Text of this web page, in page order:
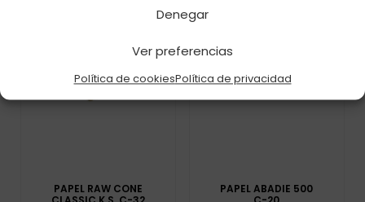
Denegar
Ver preferencias
Política de cookiesPolítica de privacidad
PAPEL RAW CONE
PAPEL ABADIE 500